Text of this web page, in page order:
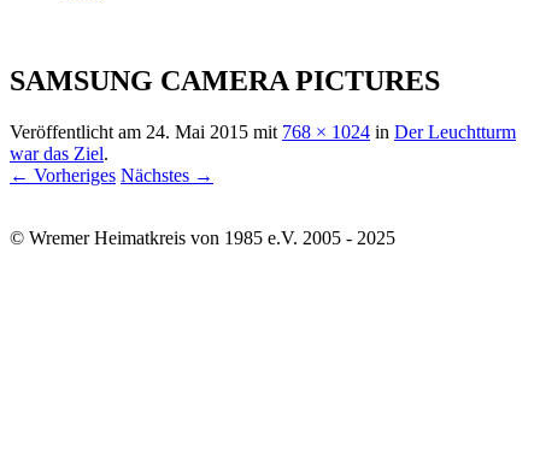
SAMSUNG CAMERA PICTURES
Veröffentlicht am 24. Mai 2015 mit 768 × 1024 in Der Leuchtturm
war das Ziel.
← Vorheriges Nächstes →
© Wremer Heimatkreis von 1985 e.V. 2005 - 2025